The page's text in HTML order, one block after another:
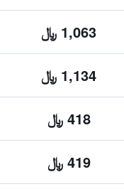
1,063 ﷼
1,134 ﷼
418 ﷼
419 ﷼